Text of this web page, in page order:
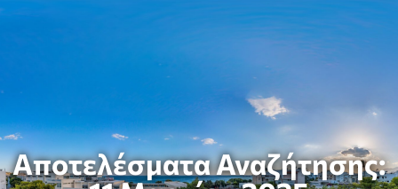
Αποτελέσματα Αναζήτησης: